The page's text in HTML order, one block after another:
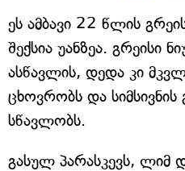
ეს ამბავი 22 წლის
შექსია უანზეა. გრეისი
ასწავლის, დედა კი
ცხოვრობს და სიმსივნის
სწავლობს.
გასულ პარასკევს, ლიმ